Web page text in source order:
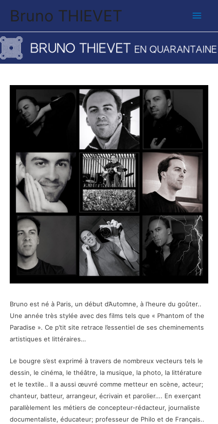
Bruno THIEVET
Bruno est né à Paris, un début d’Automne, à l’heure du goûter..
Une année très stylée avec des films tels que « Phantom of the
Paradise ». Ce p’tit site retrace l’essentiel de ses cheminements
artistiques et littéraires…
Le bougre s’est exprimé à travers de nombreux vecteurs tels le
dessin, le cinéma, le théâtre, la musique, la photo, la littérature
et le textile.. Il a aussi œuvré comme metteur en scène, acteur;
chanteur, batteur, arrangeur, écrivain et parolier…. En exerçant
parallèlement les métiers de concepteur-rédacteur, journaliste
documentaliste, éducateur; professeur de Philo et de Français..